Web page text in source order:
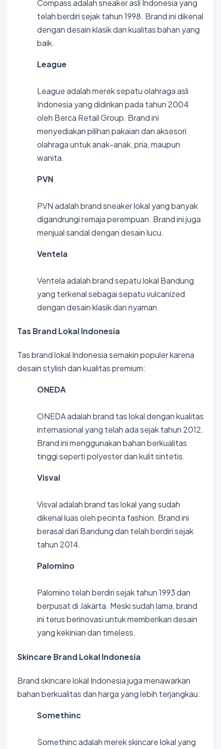
Compass adalah sneaker asli Indonesia yang
telah berdiri sejak tahun 1998. Brand ini dikenal
dengan desain klasik dan kualitas bahan yang
baik.
League
League adalah merek sepatu olahraga asli
Indonesia yang didirikan pada tahun 2004
oleh Berca Retail Group. Brand ini
menyediakan pilihan pakaian dan aksesori
olahraga untuk anak-anak, pria, maupun
wanita.
PVN
PVN adalah brand sneaker lokal yang banyak
digandrungi remaja perempuan. Brand ini juga
menjual sandal dengan desain lucu.
Ventela
Ventela adalah brand sepatu lokal Bandung
yang terkenal sebagai sepatu vulcanized
dengan desain klasik dan nyaman.
Tas Brand Lokal Indonesia
Tas brand lokal Indonesia semakin populer karena
desain stylish dan kualitas premium:
ONEDA
ONEDA adalah brand tas lokal dengan kualitas
internasional yang telah ada sejak tahun 2012.
Brand ini menggunakan bahan berkualitas
tinggi seperti polyester dan kulit sintetis.
Visval
Visval adalah brand tas lokal yang sudah
dikenal luas oleh pecinta fashion. Brand ini
berasal dari Bandung dan telah berdiri sejak
tahun 2014.
Palomino
Palomino telah berdiri sejak tahun 1993 dan
berpusat di Jakarta. Meski sudah lama, brand
ini terus berinovasi untuk memberikan desain
yang kekinian dan timeless.
Skincare Brand Lokal Indonesia
Brand skincare lokal Indonesia juga menawarkan
bahan berkualitas dan harga yang lebih terjangkau:
Somethinc
Somethinc adalah merek skincare lokal yang